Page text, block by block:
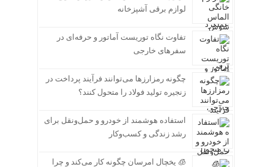
لوازم برقی آشپزخانه
تفاوت نگاه توریست آماتور و حرفه‌ای در
سفرهای خارجی
چگونه رمزارزها می‌توانند فرآیند پرداخت در
زنجیره تولید فولاد را متحول کنند؟
استفاده هوشمند از خودرو و حمل‌ونقل برای
رشد زندگی و کسب‌وکار
🧊 یخچال امرسان چگونه کار می‌کند و چرا